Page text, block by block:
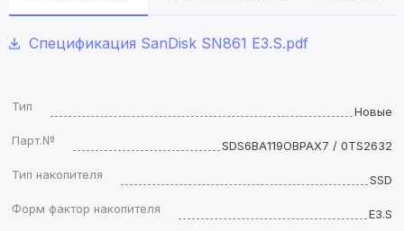
Спецификация SanDisk SN861 E3.S.pdf
Тип
Новые
Парт.№
SDS6BA119OBPAX7 / 0TS2632
Тип накопителя
SSD
Форм фактор накопителя
E3.S